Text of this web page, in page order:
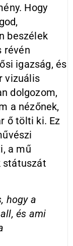
Hogy
beszélek
révén
igazság, és
vizuális
dolgozom,
a nézőnek,
ő tölti ki. Ez
a mű
státuszát
hogy a
és ami